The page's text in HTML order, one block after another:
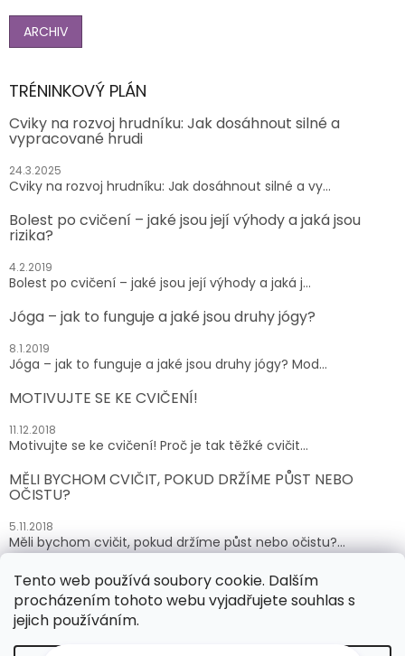
Tento web používá soubory cookie. Dalším
procházením tohoto webu vyjadřujete souhlas s
jejich používáním.
ARCHIV
TRÉNINKOVÝ PLÁN
Cviky na rozvoj hrudníku: Jak dosáhnout silné a
vypracované hrudi
24.3.2025
Cviky na rozvoj hrudníku: Jak dosáhnout silné a vy...
Bolest po cvičení – jaké jsou její výhody a jaká jsou
rizika?
4.2.2019
Bolest po cvičení – jaké jsou její výhody a jaká j...
Jóga – jak to funguje a jaké jsou druhy jógy?
8.1.2019
Jóga – jak to funguje a jaké jsou druhy jógy? Mod...
MOTIVUJTE SE KE CVIČENÍ!
11.12.2018
Motivujte se ke cvičení! Proč je tak těžké cvičit...
MĚLI BYCHOM CVIČIT, POKUD DRŽÍME PŮST NEBO
OČISTU?
5.11.2018
Měli bychom cvičit, pokud držíme půst nebo očistu?...
ARCHIV